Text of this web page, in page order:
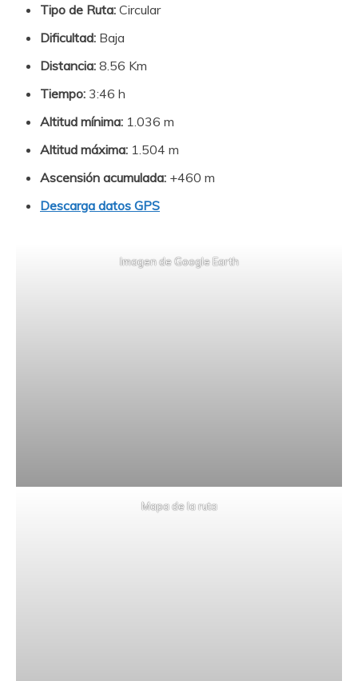
Tipo de Ruta: Circular
Dificultad: Baja
Distancia: 8.56 Km
Tiempo: 3:46 h
Altitud mínima: 1.036 m
Altitud máxima: 1.504 m
Ascensión acumulada: +460 m
Descarga datos GPS
Imagen de Google Earth
Mapa de la ruta